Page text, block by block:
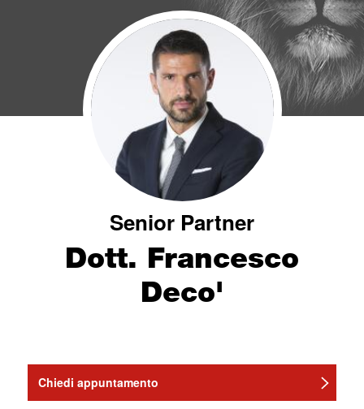
Senior Partner
Dott. Francesco
Deco'
Chiedi appuntamento